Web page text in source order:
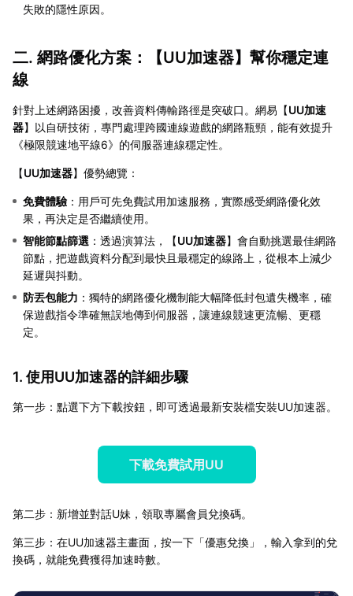
失敗的隱性原因。
二. 網路優化方案：【UU加速器】幫你穩定連
線
針對上述網路困擾，改善資料傳輸路徑是突破口。網易【UU加速
器】以自研技術，專門處理跨國連線遊戲的網路瓶頸，能有效提升
《極限競速地平線6》的伺服器連線穩定性。
【UU加速器】優勢總覽：
免費體驗 ：用戶可先免費試用加速服務，實際感受網路優化效
果，再決定是否繼續使用。
智能節點篩選 ：透過演算法，【UU加速器】會自動挑選最佳網路
節點，把遊戲資料分配到最快且最穩定的線路上，從根本上減少
延遲與抖動。
防丟包能力 ：獨特的網路優化機制能大幅降低封包遺失機率，確
保遊戲指令準確無誤地傳到伺服器，讓連線競速更流暢、更穩
定。
1. 使用UU加速器的詳細步驟
第一步：點選下方下載按鈕，即可透過最新安裝檔安裝UU加速器。
下載免費試用UU
第二步：新增並對話U妹，領取專屬會員兌換碼。
第三步：在UU加速器主畫面，按一下「優惠兌換」，輸入拿到的兌
換碼，就能免費獲得加速時數。